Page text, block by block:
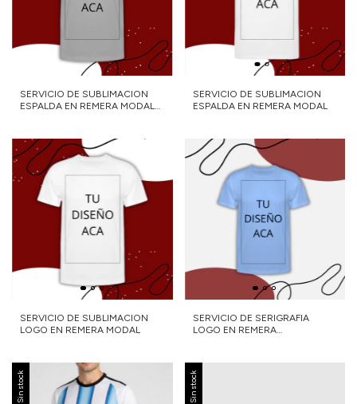
SERVICIO DE SUBLIMACION
ESPALDA EN REMERA MODAL
SERVICIO DE SUBLIMACION
ESPALDA EN REMERA MODAL
SERVICIO DE SUBLIMACION
LOGO EN REMERA MODAL
SERVICIO DE SERIGRAFIA
LOGO EN REMERA
Sin stock Sin stock